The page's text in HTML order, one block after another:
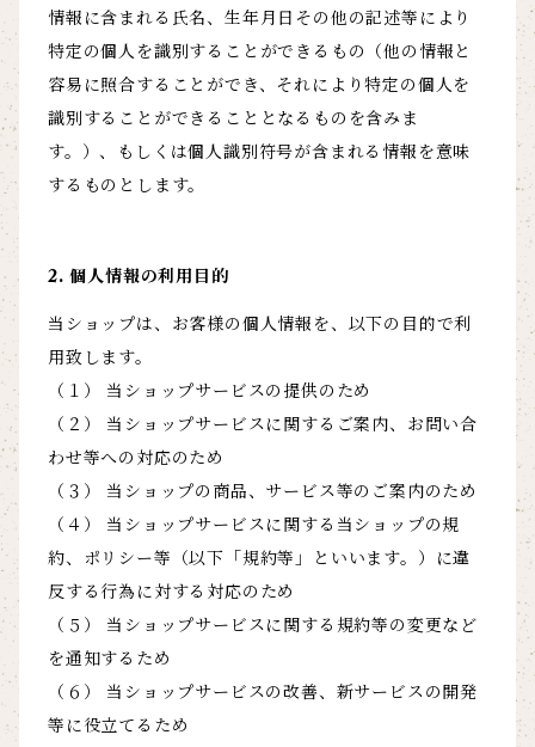
情報に含まれる氏名、生年月日その他の記述等により
特定の個人を識別することができるもの（他の情報と
容易に照合することができ、それにより特定の個人を
識別することができることとなるものを含みま
す。）、もしくは個人識別符号が含まれる情報を意味
するものとします。
2. 個人情報の利用目的
当ショップは、お客様の個人情報を、以下の目的で利
用致します。
（１） 当ショップサービスの提供のため
（２） 当ショップサービスに関するご案内、お問い合
わせ等への対応のため
（３） 当ショップの商品、サービス等のご案内のため
（４） 当ショップサービスに関する当ショップの規
約、ポリシー等（以下「規約等」といいます。）に違
反する行為に対する対応のため
（５） 当ショップサービスに関する規約等の変更など
を通知するため
（６） 当ショップサービスの改善、新サービスの開発
等に役立てるため